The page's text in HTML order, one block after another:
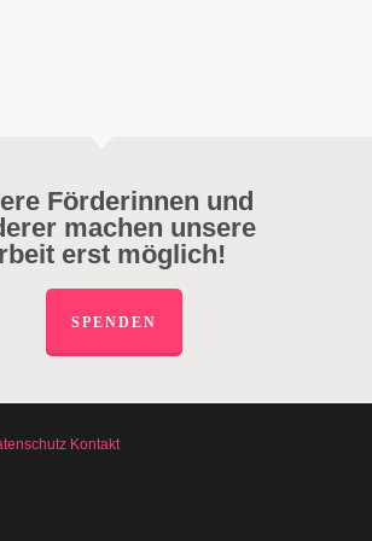
Förderinnen und
machen unsere
erst möglich!
SPENDEN
Kontakt